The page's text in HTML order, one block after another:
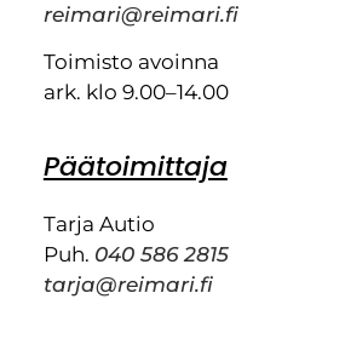
reimari@reimari.fi
Toimisto avoinna
ark. klo 9.00–14.00
Päätoimittaja
Tarja Autio
Puh. 040 586 2815
tarja@reimari.fi